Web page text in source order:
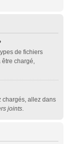
de fichiers
être chargé,
chargés, allez dans
joints.